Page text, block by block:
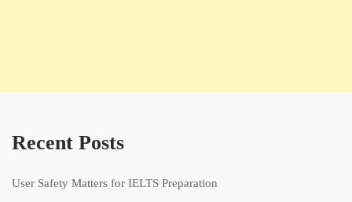
Recent Posts
User Safety Matters for IELTS Preparation